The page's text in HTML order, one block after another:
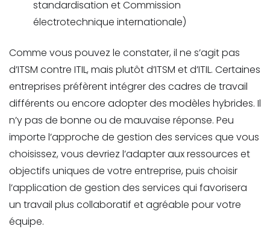
standardisation et Commission
électrotechnique internationale)
Comme vous pouvez le constater, il ne s’agit pas
d’ITSM contre ITIL, mais plutôt d’ITSM et d’ITIL. Certaines
entreprises préfèrent intégrer des cadres de travail
différents ou encore adopter des modèles hybrides. Il
n’y pas de bonne ou de mauvaise réponse. Peu
importe l’approche de gestion des services que vous
choisissez, vous devriez l’adapter aux ressources et
objectifs uniques de votre entreprise, puis choisir
l’application de gestion des services qui favorisera
un travail plus collaboratif et agréable pour votre
équipe.